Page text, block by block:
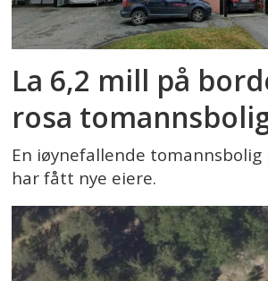
La 6,2 mill på
rosa
En iøynefallende tomannsbolig
har fått nye eiere.